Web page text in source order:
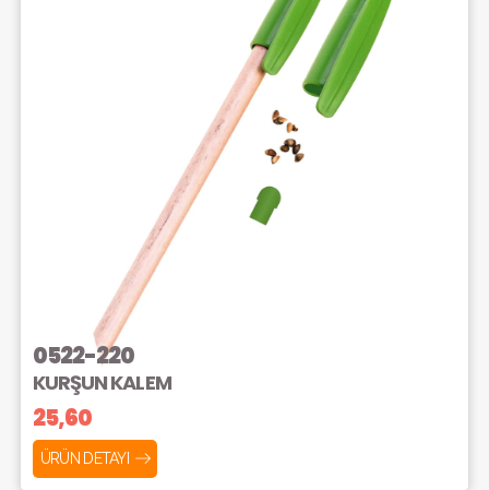
0522-220
KURŞUN KALEM
25,60
ÜRÜN DETAYI